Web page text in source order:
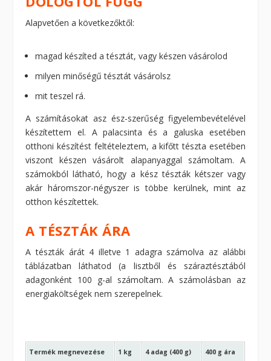
Alapvetően a következőktől:
magad készíted a tésztát, vagy készen vásárolod
milyen minőségű tésztát vásárolsz
mit teszel rá.
A számításokat asz ész-szerűség figyelembevételével
készítettem el. A palacsinta és a galuska esetében
otthoni készítést feltételeztem, a kifőtt tészta esetében
viszont készen vásárolt alapanyaggal számoltam. A
számokból látható, hogy a kész tészták kétszer vagy
akár háromszor-négyszer is többe kerülnek, mint az
otthon készítettek.
A TÉSZTÁK ÁRA
A tészták árát 4 illetve 1 adagra számolva az alábbi
táblázatban láthatod (a lisztből és száraztésztából
adagonként 100 g-al számoltam. A számolásban az
energiaköltségek nem szerepelnek.
Termék megnevezése
1 kg
4 adag (400 g)
400 g ára